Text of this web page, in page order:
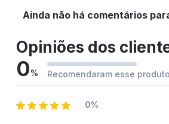
Ainda não há comentários
Opiniões dos
0% Recomendaram esse produto
0%